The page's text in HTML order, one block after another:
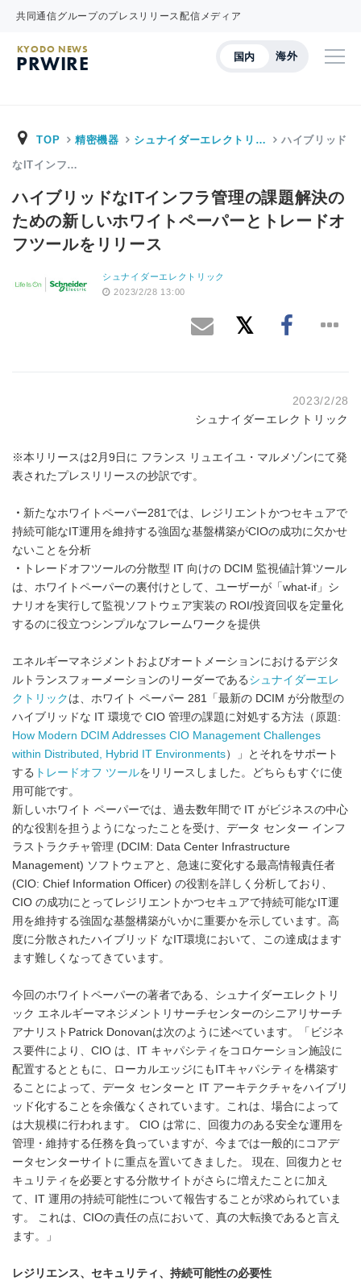
共同通信グループのプレスリリース配信メディア
国内 海外
KYODO NEWS
PRWIRE
TOP 精密機器 シュナイダーエレクトリ… ハイブリッド
なITインフ…
ハイブリッドなITインフラ管理の課題解決の
ための新しいホワイトペーパーとトレードオ
フツールをリリース
シュナイダーエレクトリック
2023/2/28 13:00
2023/2/28
シュナイダーエレクトリック
※本リリースは2月9日に フランス リュエイユ・マルメゾンにて発
表されたプレスリリースの抄訳です。
・ 新たなホワイトペーパー281では、レジリエントかつセキュアで
持続可能なIT運用を維持する強固な基盤構築がCIOの成功に欠かせ
ないことを分析
・
トレードオフツールの分散型 IT 向けの DCIM 監視値計算ツール
は、ホワイトペーパーの裏付けとして、ユーザーが「what-if」シ
ナリオを実行して監視ソフトウェア実装の ROI/投資回収を定量化
するのに役立つシンプルなフレームワークを提供
エネルギーマネジメントおよびオートメーションにおけるデジタ
ルトランスフォーメーションのリーダーである シュナイダーエレ
クトリック は、ホワイト ペーパー 281「最新の DCIM が分散型の
ハイブリッドな IT 環境で CIO 管理の課題に対処する方法（原題:
How Modern DCIM Addresses CIO Management Challenges
within Distributed, Hybrid IT Environments）」とそれをサポート
する トレードオフ ツールをリリースしました。どちらもすぐに使
用可能です。
新しいホワイト ペーパーでは、過去数年間で IT がビジネスの中心
的な役割を担うようになったことを受け、データ センター インフ
ラストラクチャ管理 (DCIM: Data Center Infrastructure
Management) ソフトウェアと、急速に変化する最高情報責任者
(CIO: Chief Information Officer) の役割を詳しく分析しており、
CIO の成功にとってレジリエントかつセキュアで持続可能なIT運
用を維持する強固な基盤構築がいかに重要かを示しています。高
度に分散されたハイブリッド なIT環境において、この達成はます
ます難しくなってきています。
今回のホワイトペーパーの著者である、シュナイダーエレクトリ
ック エネルギーマネジメントリサーチセンターのシニアリサーチ
アナリストPatrick Donovanは次のように述べています。「ビジネ
ス要件により、CIO は、IT キャパシティをコロケーション施設に
配置するとともに、ローカルエッジにもITキャパシティを構築す
ることによって、データ センターと IT アーキテクチャをハイブリ
ッド化することを余儀なくされています。これは、場合によって
は大規模に行われます。 CIO は常に、回復力のある安全な運用を
管理・維持する任務を負っていますが、今までは一般的にコアデ
ータセンターサイトに重点を置いてきました。 現在、回復力とセ
キュリティを必要とする分散サイトがさらに増えたことに加え
て、IT 運用の持続可能性について報告することが求められていま
す。 これは、CIOの責任の点において、真の大転換であると言え
ます。」
レジリエンス、セキュリティ、持続可能性の必要性